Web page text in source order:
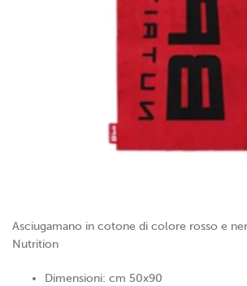
Asciugamano in cotone di colore rosso e
Nutrition
Dimensioni: cm 50x90